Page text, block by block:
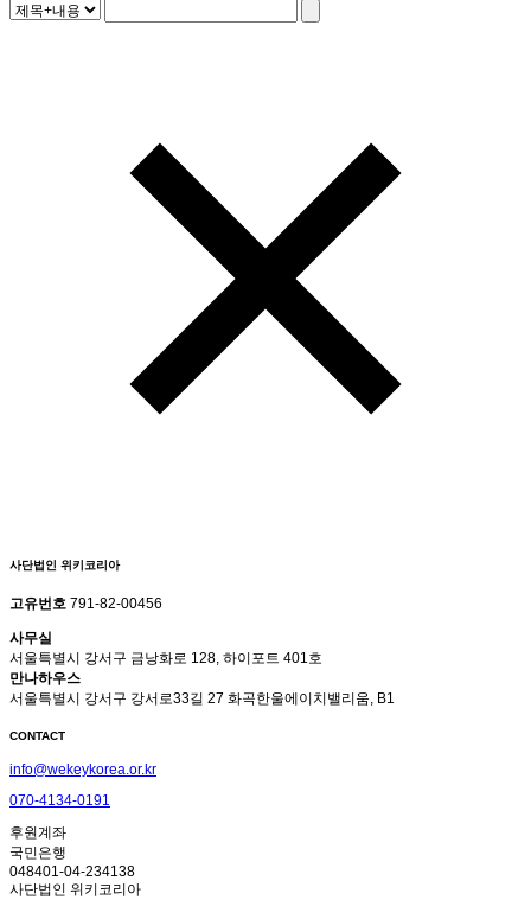
사단법인 위키코리아
고유번호 791-82-00456
사무실
서울특별시 강서구 금낭화로 128, 하이포트 401호
만나하우스
서울특별시 강서구 강서로33길 27 화곡한울에이치밸리움, B1
CONTACT
info@wekeykorea.or.kr
070-4134-0191
후원계좌
국민은행
048401-04-234138
사단법인 위키코리아